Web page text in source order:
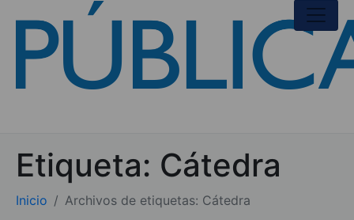
Etiqueta: Cátedra
Inicio Archivos de etiquetas: Cátedra